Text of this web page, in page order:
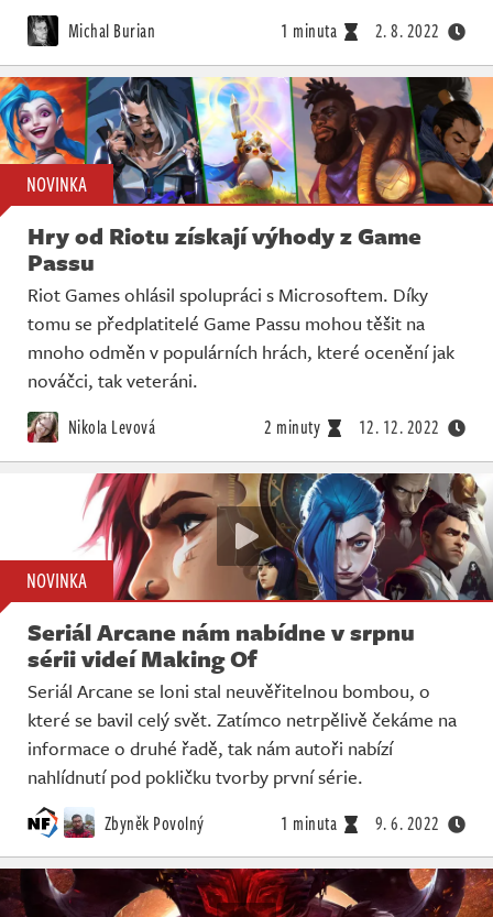
Michal Burian 1 minuta 2. 8. 2022
NOVINKA
Hry od Riotu získají výhody z Game
Passu
Riot Games ohlásil spolupráci s Microsoftem. Díky
tomu se předplatitelé Game Passu mohou těšit na
mnoho odměn v populárních hrách, které ocenění jak
nováčci, tak veteráni.
Nikola Levová 2 minuty 12. 12. 2022
NOVINKA
Seriál Arcane nám nabídne v srpnu
sérii videí Making Of
Seriál Arcane se loni stal neuvěřitelnou bombou, o
které se bavil celý svět. Zatímco netrpělivě čekáme na
informace o druhé řadě, tak nám autoři nabízí
nahlídnutí pod pokličku tvorby první série.
Zbyněk Povolný 1 minuta 9. 6. 2022